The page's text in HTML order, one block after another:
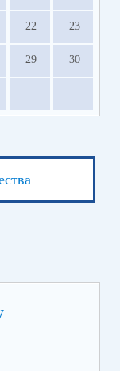
22 23
29 30